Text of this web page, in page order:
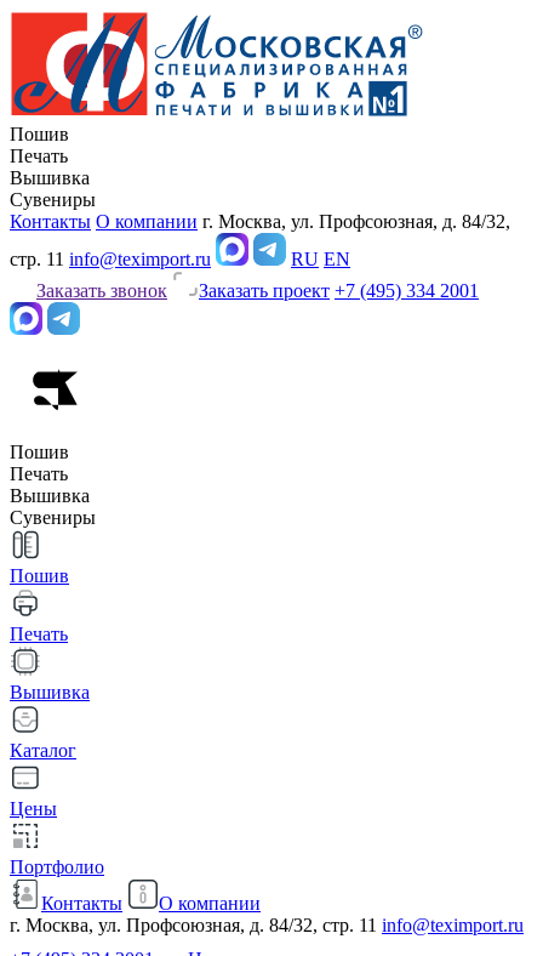
Пошив
Печать
Вышивка
Сувениры
Контакты О компании г. Москва, ул. Профсоюзная, д. 84/32,
стр. 11 info@teximport.ru RU EN
Заказать звонок
Заказать проект +7 (495) 334 2001
Пошив
Печать
Вышивка
Сувениры
Пошив
Печать
Вышивка
Каталог
Цены
Портфолио
Контакты
О компании
г. Москва, ул. Профсоюзная, д. 84/32, стр. 11 info@teximport.ru